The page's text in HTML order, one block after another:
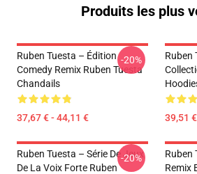
Produits les plus
Ruben Tuesta – Édition
Comedy Remix Ruben Tuesta
Chandails
37,67 € - 44,11 €
-20%
Ruben
39,51
Ruben Tuesta – Série De Jeux
De La Voix Forte Ruben
-20%
Ruben
Remix